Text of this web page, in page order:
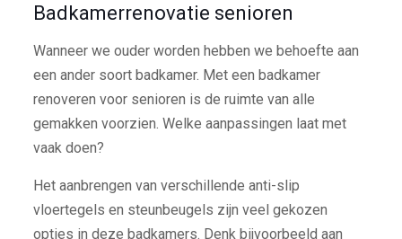
Badkamerrenovatie senioren
Wanneer we ouder worden hebben we behoefte aan
een ander soort badkamer. Met een badkamer
renoveren voor senioren is de ruimte van alle
gemakken voorzien. Welke aanpassingen laat met
vaak doen?
Het aanbrengen van verschillende anti-slip
vloertegels en steunbeugels zijn veel gekozen
opties in deze badkamers. Denk bijvoorbeeld aan